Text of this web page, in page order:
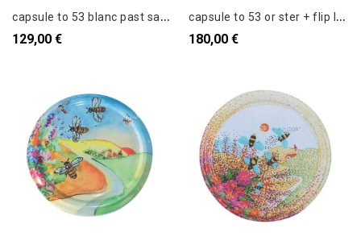
c
apsule to 53 blanc past sans flip le carton de 1900
129,00 €
c
apsule to 53 or ster + flip le carton de 2000
180,00 €